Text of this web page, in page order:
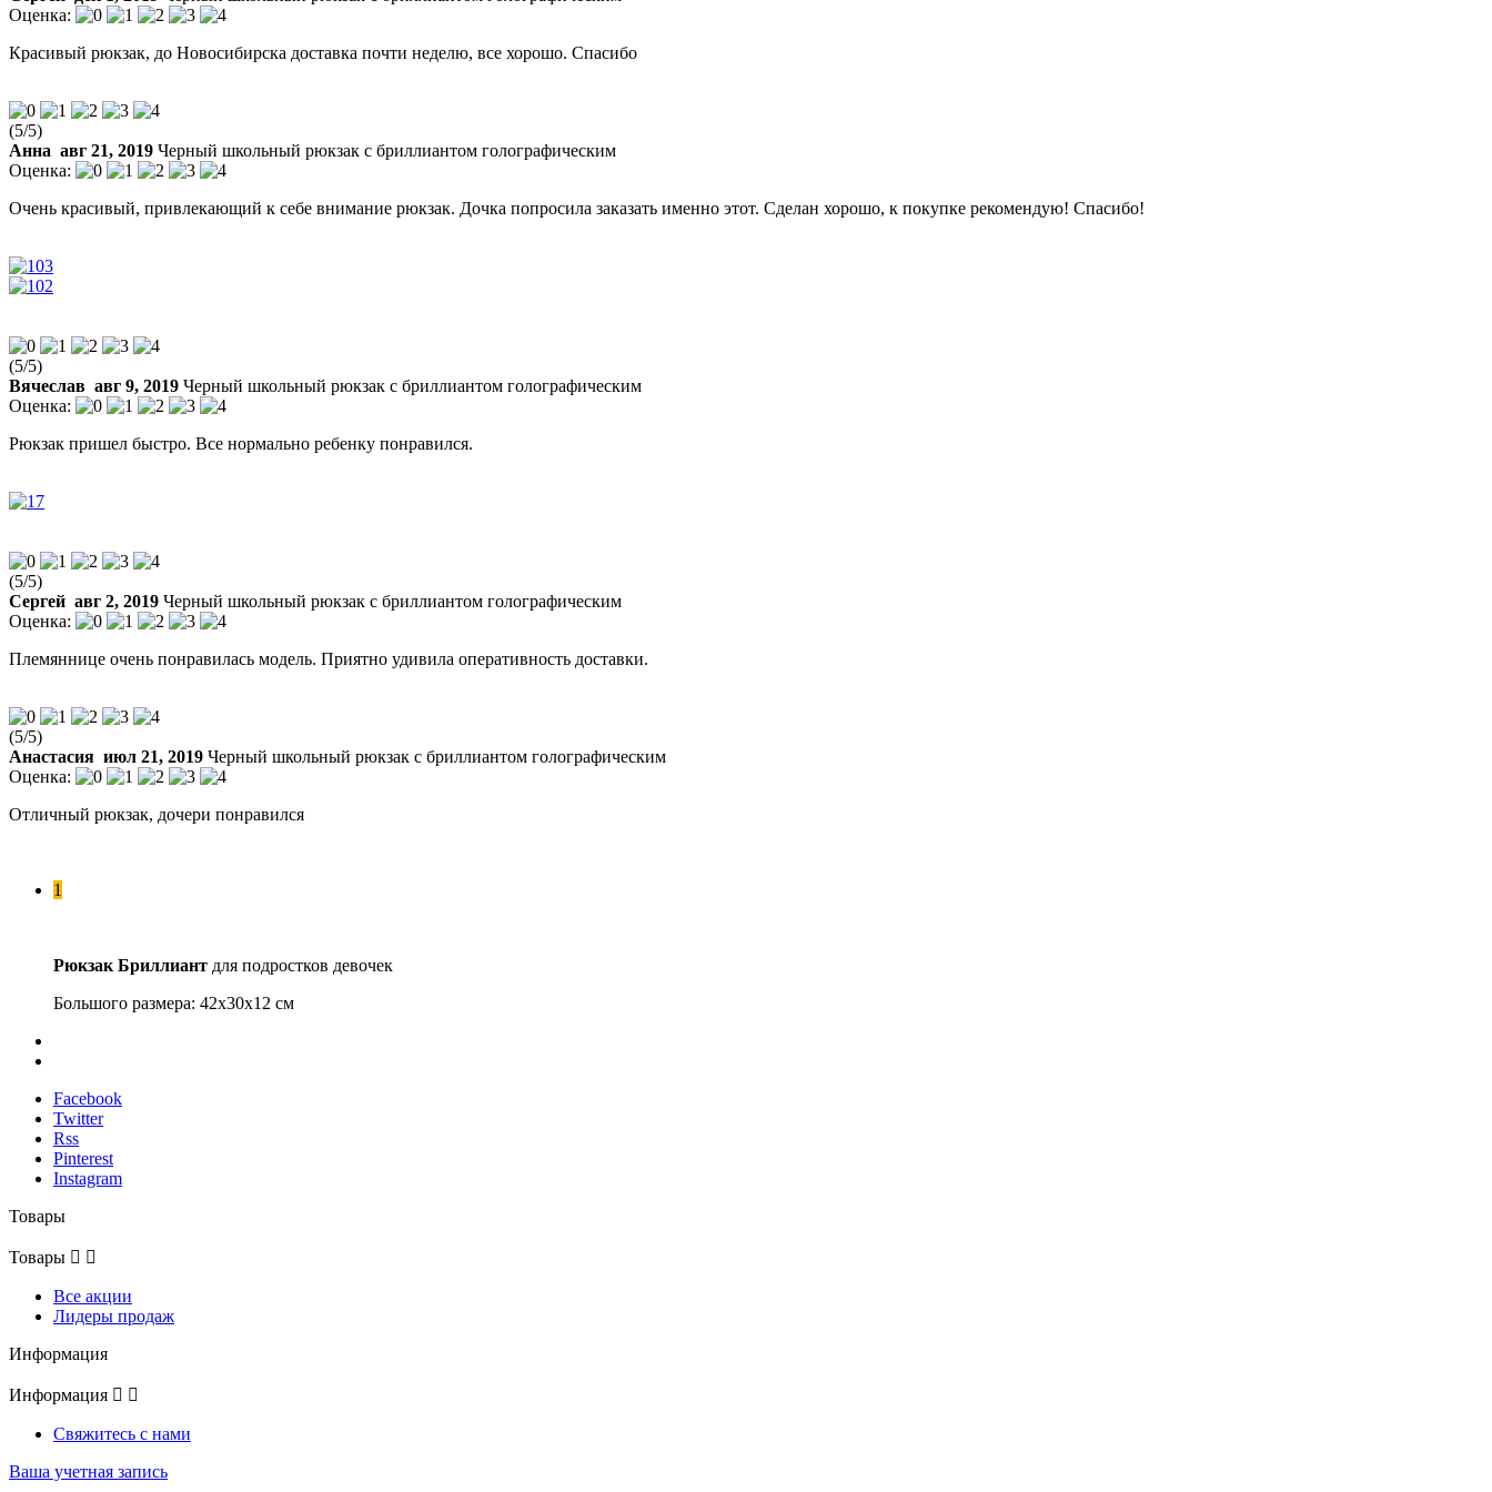
Оценка:
Красивый рюкзак, до Новосибирска доставка почти неделю, все хорошо. Спасибо
(5/5)
Анна авг 21, 2019 Черный школьный рюкзак с бриллиантом голографическим
Оценка:
Очень красивый, привлекающий к себе внимание рюкзак. Дочка попросила заказать именно этот. Сделан хорошо, к покупке рекомендую! Спасибо!
(5/5)
Вячеслав авг 9, 2019 Черный школьный рюкзак с бриллиантом голографическим
Оценка:
Рюкзак пришел быстро. Все нормально ребенку понравился.
(5/5)
Сергей авг 2, 2019 Черный школьный рюкзак с бриллиантом голографическим
Оценка:
Племяннице очень понравилась модель. Приятно удивила оперативность доставки.
(5/5)
Анастасия июл 21, 2019 Черный школьный рюкзак с бриллиантом голографическим
Оценка:
Отличный рюкзак, дочери понравился
1
Рюкзак Бриллиант для подростков девочек
Большого размера: 42x30x12 см
Facebook
Twitter
Rss
Pinterest
Instagram
Товары
Товары  
Все акции
Лидеры продаж
Информация
Информация  
Свяжитесь с нами
Ваша учетная запись